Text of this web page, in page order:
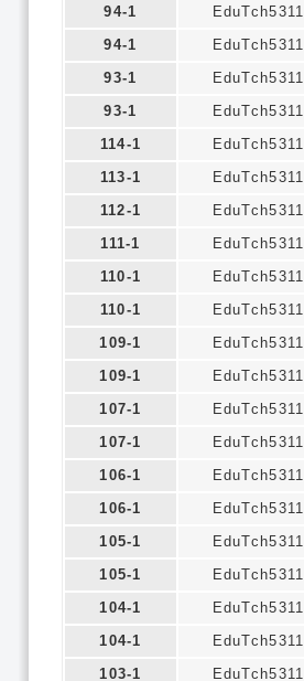
94-1
EduTch5311
94-1
EduTch5311
93-1
EduTch5311
93-1
EduTch5311
114-1
EduTch5311
113-1
EduTch5311
112-1
EduTch5311
111-1
EduTch5311
110-1
EduTch5311
110-1
EduTch5311
109-1
EduTch5311
109-1
EduTch5311
107-1
EduTch5311
107-1
EduTch5311
106-1
EduTch5311
106-1
EduTch5311
105-1
EduTch5311
105-1
EduTch5311
104-1
EduTch5311
104-1
EduTch5311
103-1
EduTch5311